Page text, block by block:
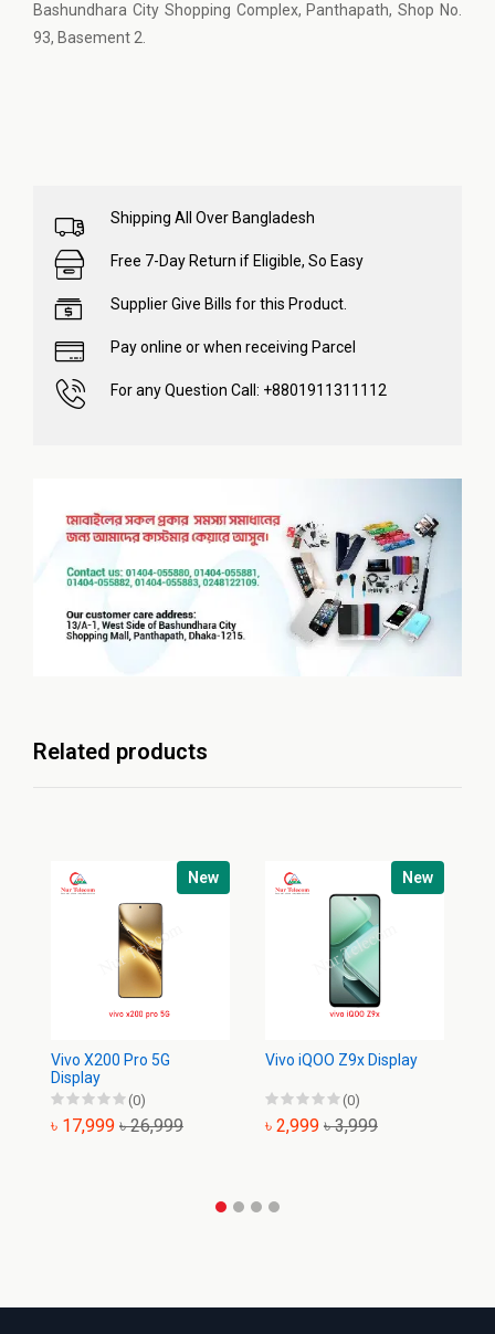
Bashundhara City Shopping Complex, Panthapath, Shop No.
93, Basement 2.
Shipping All Over Bangladesh
Free 7-Day Return if Eligible, So Easy
Supplier Give Bills for this Product.
Pay online or when receiving Parcel
For any Question Call: +8801911311112
Related products
New
Vivo X200 Pro 5G
Display
(0)
৳ 17,999 ৳ 26,999
New
Vivo iQOO Z9x Display
(0)
৳ 2,999 ৳ 3,999